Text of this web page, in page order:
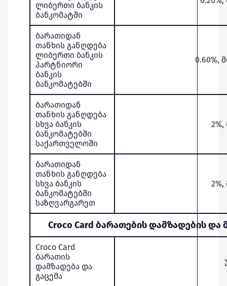
ლიბერთი ბანკის
ბანკომატში
ბარათიდან
თანხის განღდება
ლიბერთი ბანკის
პარტნიორი
ბანკის
ბანკომატებში
0.60%,
ბარათიდან
თანხის განღდება
სხვა ბანკის
ბანკომატებში
საქართველოში
2%,
ბარათიდან
თანხის განღდება
სხვა ბანკის
ბანკომატებში
საზღვარგარეთ
2%,
Croco Card ბარათების დამზადების და
Croco Card
ბარათის
დამზადება და
გაცემა